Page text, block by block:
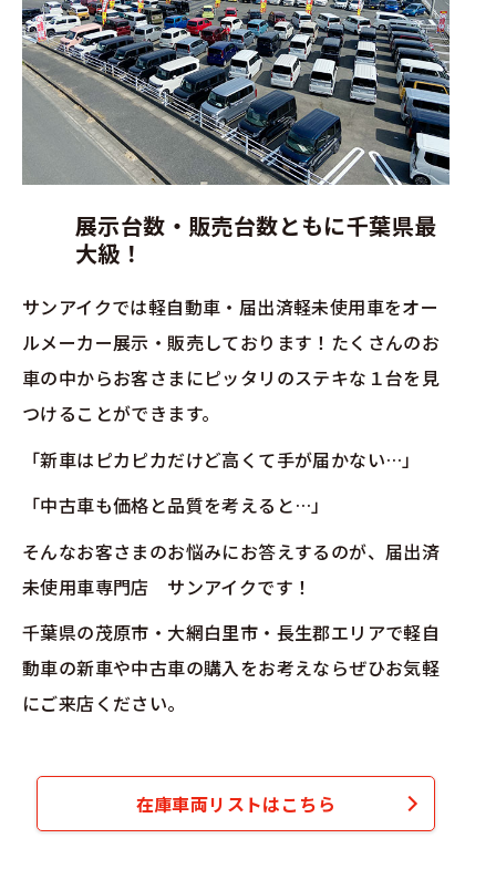
展示台数・販売台数ともに千葉県最
大級！
サンアイクでは軽自動車・届出済軽未使用車をオー
ルメーカー展示・販売しております！たくさんのお
車の中からお客さまにピッタリのステキな１台を見
つけることができます。
「新車はピカピカだけど高くて手が届かない…」
「中古車も価格と品質を考えると…」
そんなお客さまのお悩みにお答えするのが、届出済
未使用車専門店 サンアイクです！
千葉県の茂原市・大網白里市・長生郡エリアで軽自
動車の新車や中古車の購入をお考えならぜひお気軽
にご来店ください。
在庫車両リストはこちら